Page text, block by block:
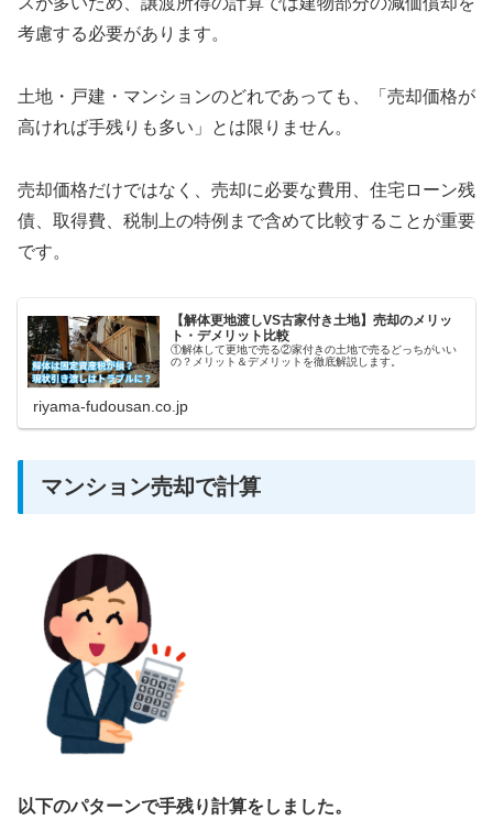
考慮する必要があります。
土地・戸建・マンションのどれであっても、「売却価格が
高ければ手残りも多い」とは限りません。
売却価格だけではなく、売却に必要な費用、住宅ローン残
債、取得費、税制上の特例まで含めて比較することが重要
です。
【解体更地渡しVS古家付き土地】売却のメリッ
ト・デメリット比較
①解体して更地で売る②家付きの土地で売るどっちがいい
の？メリット＆デメリットを徹底解説します。
riyama-fudousan.co.jp
マンション売却で計算
以下のパターンで手残り計算をしました。